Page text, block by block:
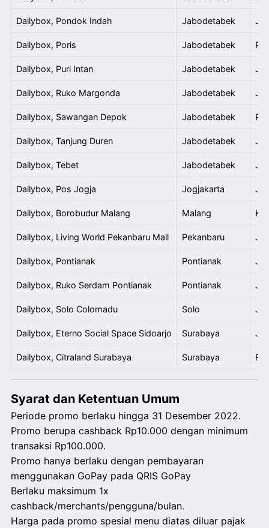
Dailybox, Pondok Indah Jabodetabek Jl.
Dailybox, Poris Jabodetabek
Dailybox, Puri Intan Jabodetabek Jl.
Dailybox, Ruko Margonda Jabodetabek Jl.
Dailybox, Sawangan Depok Jabodetabek
Dailybox, Tanjung Duren Jabodetabek Jl.
Dailybox, Tebet Jabodetabek Jl.
Dailybox, Pos Jogja Jogjakarta Jl.
Dailybox, Borobudur Malang Malang
Dailybox, Living World Pekanbaru Mall Pekanbaru Jl.
Dailybox, Pontianak Pontianak Jl.
Dailybox, Ruko Serdam Pontianak Pontianak Jl.
Dailybox, Solo Colomadu Solo Jl.
Dailybox, Eterno Social Space Sidoarjo Surabaya Jl.
Dailybox, Citraland Surabaya Surabaya
Syarat dan Ketentuan Umum
Periode promo berlaku hingga 31 Desember 2022.
Promo berupa cashback Rp10.000 dengan minimum
transaksi Rp100.000.
Promo hanya berlaku dengan pembayaran
menggunakan GoPay pada QRIS GoPay
Berlaku maksimum 1x
cashback/merchants/pengguna/bulan.
Harga pada promo spesial menu diatas diluar pajak